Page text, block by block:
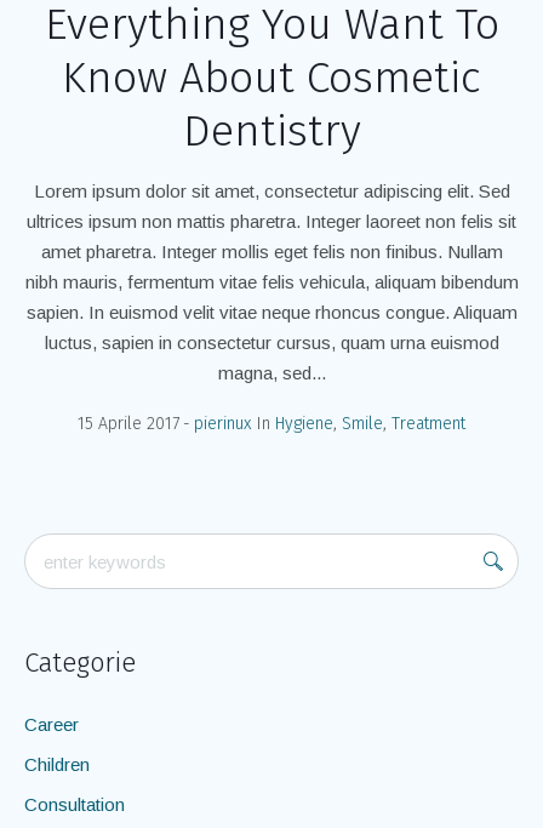
Everything You Want To
Know About Cosmetic
Dentistry
Lorem ipsum dolor sit amet, consectetur adipiscing elit. Sed
ultrices ipsum non mattis pharetra. Integer laoreet non felis sit
amet pharetra. Integer mollis eget felis non finibus. Nullam
nibh mauris, fermentum vitae felis vehicula, aliquam bibendum
sapien. In euismod velit vitae neque rhoncus congue. Aliquam
luctus, sapien in consectetur cursus, quam urna euismod
magna, sed...
15 Aprile 2017 pierinux In Hygiene, Smile, Treatment
Categorie
Career
Children
Consultation